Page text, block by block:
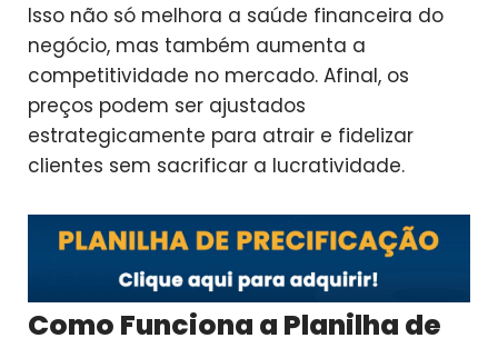
Isso não só melhora a saúde financeira do
negócio, mas também aumenta a
competitividade no mercado. Afinal, os
preços podem ser ajustados
estrategicamente para atrair e fidelizar
clientes sem sacrificar a lucratividade.
Como Funciona a Planilha de